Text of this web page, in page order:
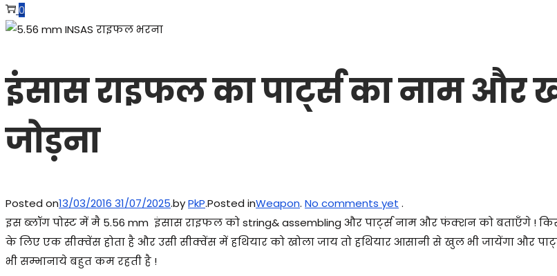
0
इंसास राइफल का पार्ट्स का नाम और
जोड़ना
Posted on13/03/2016 31/07/2025.byPkP.Posted inWeapon. No comments yet .
इस ब्लॉग पोस्ट में मै 5.56 mm इंसास राइफल को string& assembling और पार्ट्स नाम और फंक्शन को बताएँगे !
के लिए एक सीक्वेंस होता है और उसी सीक्वेंस में हथियार को खोला जाय तो हथियार आसानी से खुल भी जायेंगा और
भी सम्भानाये बहुत कम रहती है !